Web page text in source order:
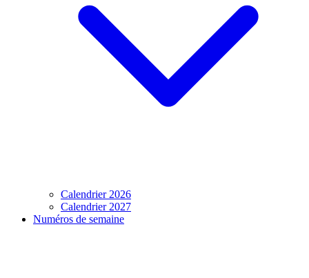
Calendrier 2026
Calendrier 2027
Numéros de semaine